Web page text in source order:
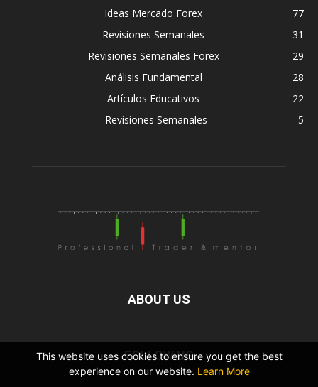
This website uses cookies to ensure you get the best
experience on our website. Learn More
Ideas Mercado Forex
77
Revisiones Semanales
31
Revisiones Semanales Forex
29
Análisis Fundamental
28
Artículos Educativos
22
Revisiones Semanales
5
ABOUT US
FOLLOW US